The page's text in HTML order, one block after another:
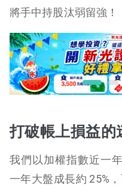
將手中持股汰弱留強！
打破帳上損益的
我們以加權指數近一
一年大盤成長約 25%